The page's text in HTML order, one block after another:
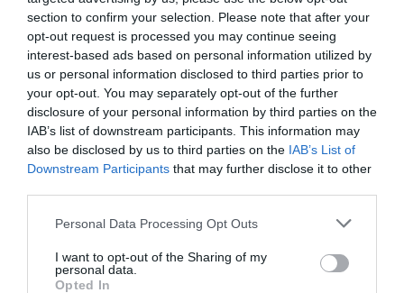
section to confirm your selection. Please note that after your
opt-out request is processed you may continue seeing
interest-based ads based on personal information utilized by
us or personal information disclosed to third parties prior to
your opt-out. You may separately opt-out of the further
disclosure of your personal information by third parties on the
IAB’s list of downstream participants. This information may
also be disclosed by us to third parties on the IAB’s List of
Downstream Participants that may further disclose it to other
Personal Data Processing Opt Outs
I want to opt-out of the Sharing of my
personal data.
Opted In
ελληνική ο…
Δείτε όλες τις ελληνικές συμμετοχές